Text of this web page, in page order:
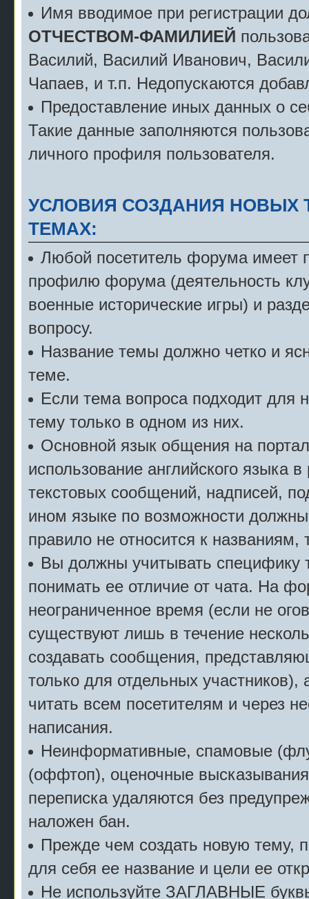
Имя вводимое при регистрации
ОТЧЕСТВОМ-ФАМИЛИЕЙ
Василий, Василий Иванович,
Чапаев, и т.п. Недопускаются
Предоставление иных данных о
Такие данные заполняются
личного профиля пользователя.
УСЛОВИЯ СОЗДАНИЯ НОВЫХ
ТЕМАХ:
Любой посетитель форума имеет
профилю форума (деятельность
военные исторические игры) и
вопросу.
Название темы должно четко и
теме.
Если тема вопроса подходит для
тему только в одном из них.
Основной язык общения на
использование английского языка
текстовых сообщений, надписей,
ином языке по возможности
правило не относится к
Вы должны учитывать
понимать ее отличие от чата. На
неограниченное время (если не
существуют лишь в течение
создавать сообщения,
только для отдельных
читать всем посетителям и через
написания.
Неинформативные, спамовые
(оффтоп), оценочные
переписка удаляются без
наложен бан.
Прежде чем создать новую тему,
для себя ее название и цели ее
Не используйте ЗАГЛАВНЫЕ